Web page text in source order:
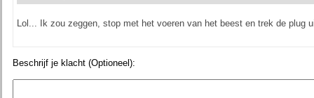
Lol... Ik zou zeggen, stop met het voeren van het beest en trek de plug
Beschrijf je klacht (Optioneel):